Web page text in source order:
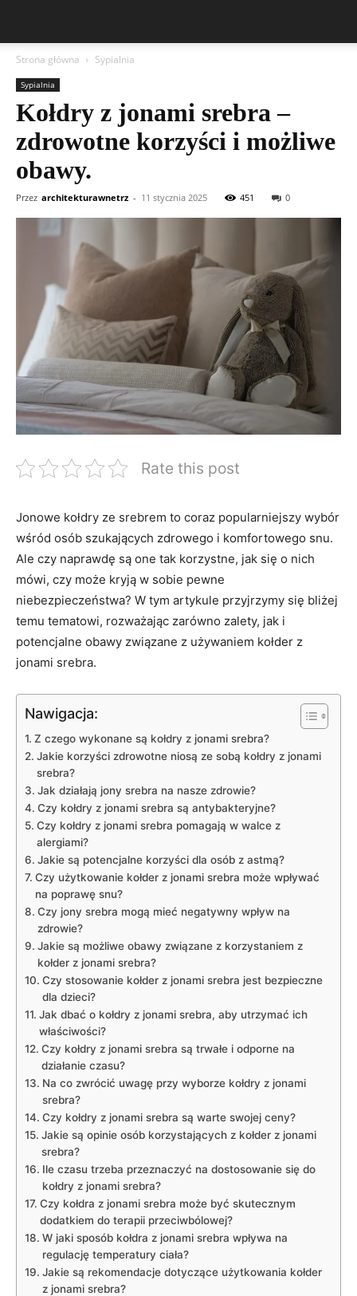
Strona główna Sypialnia
Sypialnia
Kołdry z jonami srebra –
zdrowotne korzyści i możliwe
obawy.
Przez architekturawnetrz - 11 stycznia 2025 451 0
Rate this post
Jonowe kołdry ze srebrem to​ coraz‌ popularniejszy wybór
wśród osób szukających​ zdrowego ‌i ‍komfortowego snu.
Ale czy naprawdę są one tak korzystne, jak się o nich
mówi, czy może ⁤kryją w sobie pewne
niebezpieczeństwa? W tym artykule ‌przyjrzymy się bliżej
temu tematowi, rozważając zarówno zalety, jak i
potencjalne obawy związane z ​używaniem‍ kołder z
jonami​ srebra.
Nawigacja:
Z‍ czego wykonane są kołdry z jonami‌ srebra?
Jakie korzyści ‍zdrowotne⁣ niosą ze sobą kołdry z jonami
srebra?
Jak ‍działają ⁢jony ⁢srebra na nasze ‌zdrowie?
Czy kołdry z jonami⁢ srebra są antybakteryjne?
Czy kołdry z jonami srebra pomagają w walce z
alergiami?
Jakie są potencjalne ⁢korzyści dla osób z astmą?
Czy użytkowanie kołder⁢ z jonami‌ srebra może wpływać‍
na poprawę snu?
Czy ​jony ‍srebra mogą mieć negatywny wpływ ‌na
zdrowie?
Jakie są możliwe obawy związane z‌ korzystaniem z
kołder z jonami srebra?
Czy stosowanie kołder z jonami srebra​ jest bezpieczne
dla dzieci?
Jak dbać o kołdry⁢ z jonami srebra, aby utrzymać ich
właściwości?
Czy kołdry z jonami srebra są trwałe i odporne na
działanie ⁢czasu?
Na co​ zwrócić uwagę przy wyborze⁣ kołdry z ⁤jonami
srebra?
Czy kołdry ⁤z jonami srebra są warte swojej ceny?
Jakie są opinie osób korzystających ⁢z kołder z jonami
srebra?
Ile czasu trzeba⁢ przeznaczyć⁤ na dostosowanie się⁤ do
kołdry z jonami srebra?
Czy⁤ kołdra z jonami srebra może być skutecznym
dodatkiem do terapii‍ przeciwbólowej?
W jaki sposób kołdra z jonami srebra wpływa ‌na
regulację temperatury ciała?
Jakie są rekomendacje dotyczące ⁣użytkowania kołder
z jonami srebra?